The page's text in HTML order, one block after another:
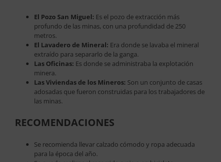
El Pozo San Miguel: Es el pozo de extracción más
profundo de las minas, con una profundidad de 250
metros.
El Lavadero de Mineral: Era donde se lavaba el mineral
extraído para separarlo de la ganga.
Las Oficinas: Es donde se administraba la explotación
minera.
Las Viviendas de los Mineros: Son un conjunto de casas
adosadas que fueron construidas para los trabajadores de
las minas.
RECOMENDACIONES
Se recomienda llevar calzado cómodo y ropa adecuada
para la época del año.